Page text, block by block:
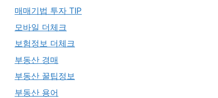
매매기법 투자 TIP
모바일 더체크
보험정보 더체크
부동산 경매
부동산 꿀팁정보
부동산 용어